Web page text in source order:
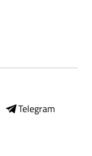
Telegram